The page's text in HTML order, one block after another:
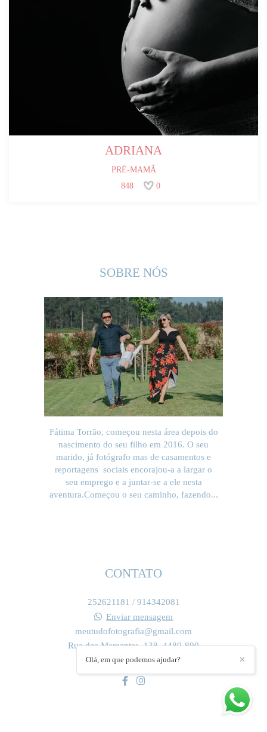
ADRIANA
PRÉ-MAMÃ
848
0
SOBRE NÓS
Fátima Torrão, começou nesta área depois do
nascimento do seu filho em 2016. O seu
marido, já fotógrafo mas de casamentos e
reportagens sociais encorajou-a a largar o
seu emprego e a juntar-se a ele nesta
aventura.Começou o seu caminho, fazendo...
CONTATO
252621181 / 914342081
Enviar mensagem
meutudofotografia@gmail.com
Rua dos Mareantes, 138, 4480-800
Vila do Conde /
✕
Olá, em que podemos ajudar?